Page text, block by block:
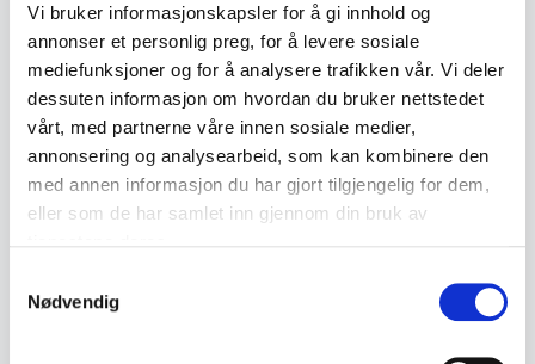
Vi bruker informasjonskapsler for å gi innhold og
annonser et personlig preg, for å levere sosiale
mediefunksjoner og for å analysere trafikken vår. Vi deler
dessuten informasjon om hvordan du bruker nettstedet
vårt, med partnerne våre innen sosiale medier,
annonsering og analysearbeid, som kan kombinere den
med annen informasjon du har gjort tilgjengelig for dem,
eller som de har samlet inn gjennom din bruk av
Nødvendig
← Previous lot
#273
Next lot →
#275
Description